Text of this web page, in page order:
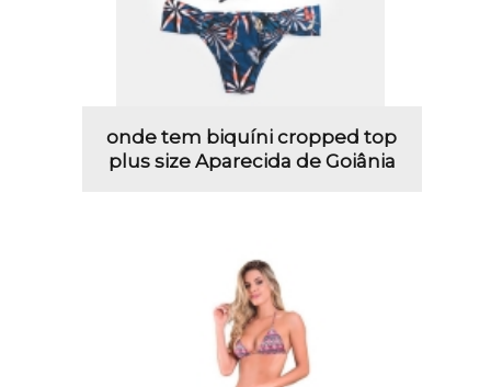
onde tem biquíni cropped top
plus size Aparecida de Goiânia